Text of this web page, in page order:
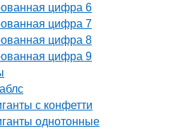
цифра 6
цифра 7
цифра 8
цифра 9
с конфетти
однотонные